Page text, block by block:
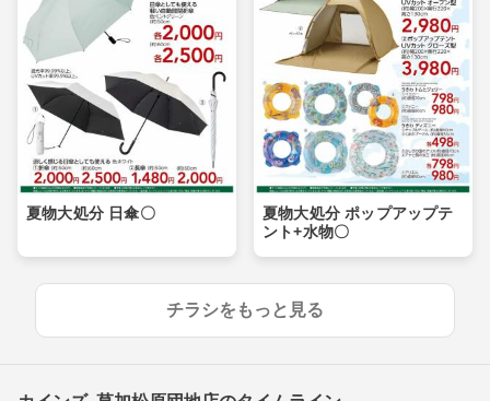
夏物大処分 日傘〇
夏物大処分 ポップアップテ
ント+水物〇
チラシをもっと見る